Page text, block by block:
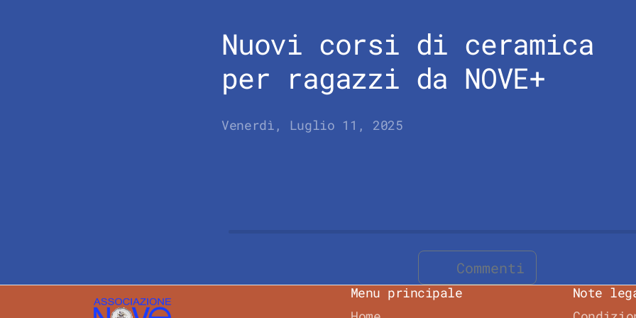
Nuovi corsi di ceramica
per ragazzi da NOVE+
Venerdì, Luglio 11, 2025
Commenti
Menu principale
Note